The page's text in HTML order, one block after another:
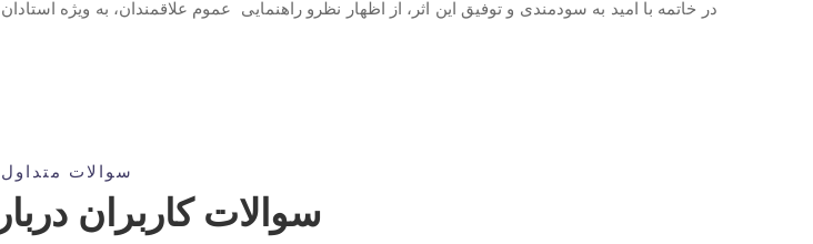
در خاتمه با امید به سودمندی و توفیق این اثر، از اظهار نظرو راهنمایی عموم علاقمندان، به ویژه
سوالات متداول
سوالات کاربران